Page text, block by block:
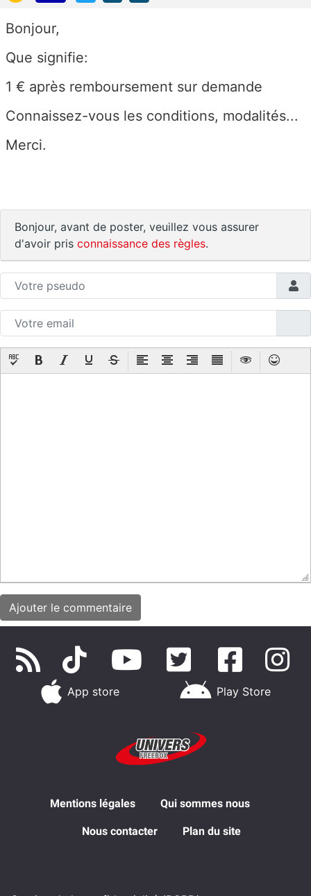
Bonjour,
Que signifie:
1 € après remboursement sur demande
Connaissez-vous les conditions, modalités...
Merci.
Bonjour, avant de poster, veuillez vous assurer
d'avoir pris connaissance des règles.
App store Play Store
Mentions légales Qui sommes nous
Nous contacter Plan du site